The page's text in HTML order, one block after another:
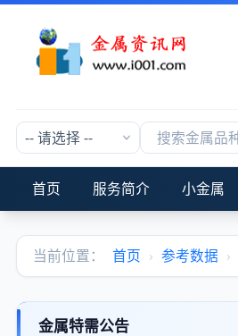
首页 服务简介 小金属
当前位置： 首页 › 参考数据 ›
金属特需公告